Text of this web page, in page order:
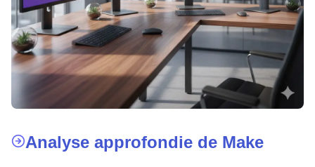
Analyse approfondie de Make